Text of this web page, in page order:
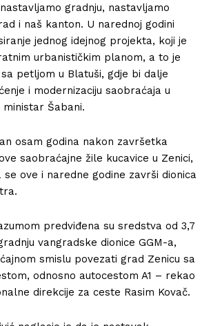
gradnju, nastavljamo
i naš kanton. U narednoj godini
jednog idejnog projekta, koji je
urbanističkim planom, a to je
petljom u Blatuši, gdje bi dalje
i modernizaciju saobraćaja u
Šabani.
osam godina nakon završetka
saobraćajne žile kucavice u Zenici,
ove i naredne godine završi dionica
predviđena su sredstva od 3,7
vangradske dionice GGM-a,
smislu povezati grad Zenicu sa
odnosno autocestom A1 – rekao
direkcije za ceste Rasim Kovač.